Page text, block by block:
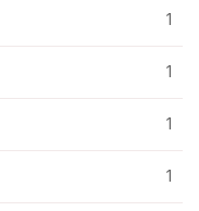
1
1
1
1